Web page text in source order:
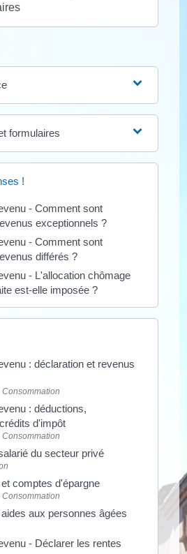
formulaires
!
- Comment sont
exceptionnels ?
- Comment sont
différés ?
- L'allocation chômage
est-elle imposée ?
: déclaration et revenus
Consommation
: déductions,
d'impôt
Consommation
du secteur privé
comptes d'épargne
Consommation
aux personnes âgées
- Déclarer les rentes